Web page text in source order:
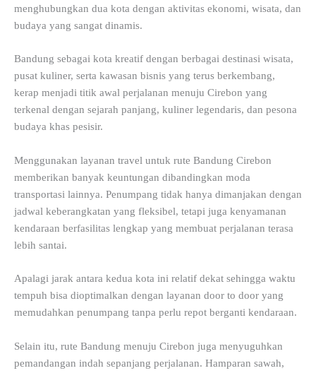
menghubungkan dua kota dengan aktivitas ekonomi, wisata, dan
budaya yang sangat dinamis.
Bandung sebagai kota kreatif dengan berbagai destinasi wisata,
pusat kuliner, serta kawasan bisnis yang terus berkembang,
kerap menjadi titik awal perjalanan menuju Cirebon yang
terkenal dengan sejarah panjang, kuliner legendaris, dan pesona
budaya khas pesisir.
Menggunakan layanan travel untuk rute Bandung Cirebon
memberikan banyak keuntungan dibandingkan moda
transportasi lainnya. Penumpang tidak hanya dimanjakan dengan
jadwal keberangkatan yang fleksibel, tetapi juga kenyamanan
kendaraan berfasilitas lengkap yang membuat perjalanan terasa
lebih santai.
Apalagi jarak antara kedua kota ini relatif dekat sehingga waktu
tempuh bisa dioptimalkan dengan layanan door to door yang
memudahkan penumpang tanpa perlu repot berganti kendaraan.
Selain itu, rute Bandung menuju Cirebon juga menyuguhkan
pemandangan indah sepanjang perjalanan. Hamparan sawah,